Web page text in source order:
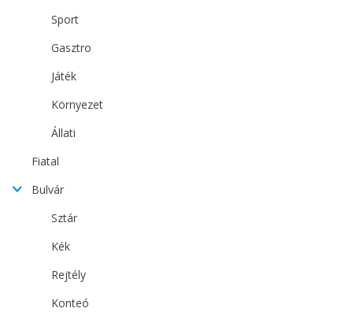
Sport
Gasztro
Játék
Környezet
Állati
Fiatal
Bulvár
Sztár
Kék
Rejtély
Konteó